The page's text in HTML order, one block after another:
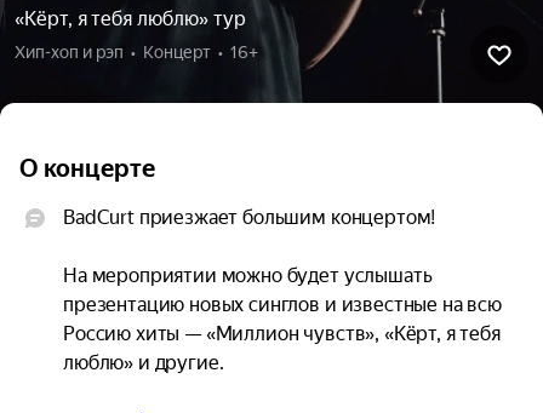
«Кёрт, я тебя люблю» тур
Хип-хоп и рэп  •  Концерт  •  16+
О концерте
BadCurt приезжает большим концертом!
На мероприятии можно будет услышать
презентацию новых синглов и известные на всю
Россию хиты — «Миллион чувств», «Кёрт, я тебя
люблю» и другие.